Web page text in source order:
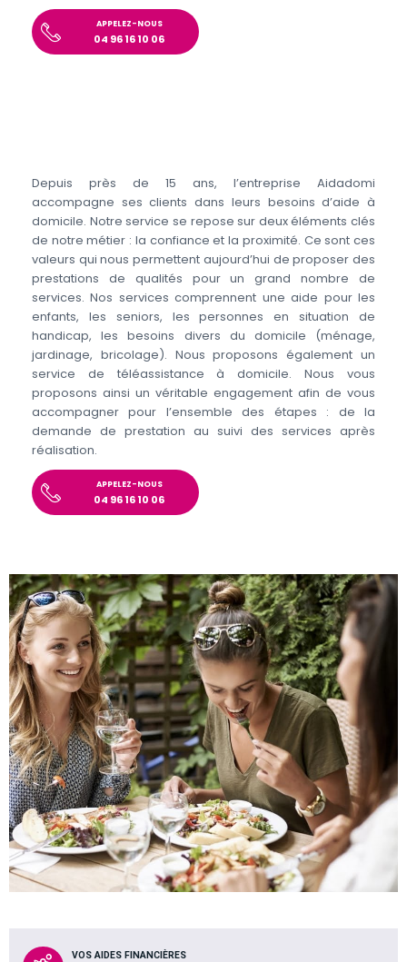
APPELEZ-NOUS
04 96 16 10 06
Depuis près de 15 ans, l’entreprise Aidadomi
accompagne ses clients dans leurs besoins d’aide à
domicile. Notre service se repose sur deux éléments clés
de notre métier : la confiance et la proximité. Ce sont ces
valeurs qui nous permettent aujourd’hui de proposer des
prestations de qualités pour un grand nombre de
services. Nos services comprennent une aide pour les
enfants, les seniors, les personnes en situation de
handicap, les besoins divers du domicile (ménage,
jardinage, bricolage). Nous proposons également un
service de téléassistance à domicile. Nous vous
proposons ainsi un véritable engagement afin de vous
accompagner pour l’ensemble des étapes : de la
demande de prestation au suivi des services après
réalisation.
APPELEZ-NOUS
04 96 16 10 06
VOS AIDES FINANCIÈRES